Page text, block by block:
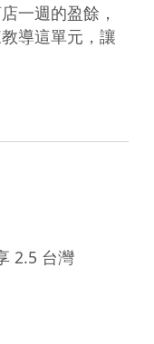
一週的盈餘，
導這單元，讓
2.5 台灣